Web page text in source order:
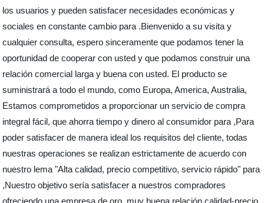
los usuarios y pueden satisfacer necesidades económicas y
sociales en constante cambio para .Bienvenido a su visita y
cualquier consulta, espero sinceramente que podamos tener la
oportunidad de cooperar con usted y que podamos construir una
relación comercial larga y buena con usted. El producto se
suministrará a todo el mundo, como Europa, America, Australia,
Estamos comprometidos a proporcionar un servicio de compra
integral fácil, que ahorra tiempo y dinero al consumidor para ,Para
poder satisfacer de manera ideal los requisitos del cliente, todas
nuestras operaciones se realizan estrictamente de acuerdo con
nuestro lema "Alta calidad, precio competitivo, servicio rápido" para
,Nuestro objetivo sería satisfacer a nuestros compradores
ofreciendo una empresa de oro, muy buena relación calidad-precio